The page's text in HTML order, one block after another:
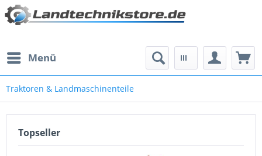
Menü
Traktoren & Landmaschinenteile
Topseller